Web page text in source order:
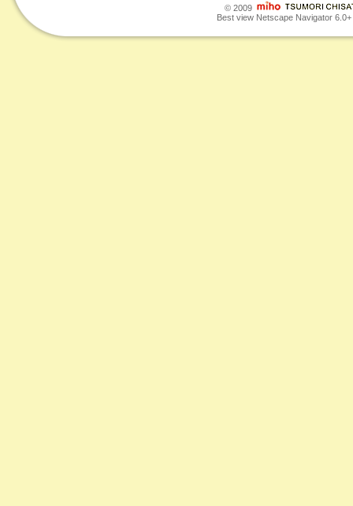
© 2009
Best view Netscape Navigator